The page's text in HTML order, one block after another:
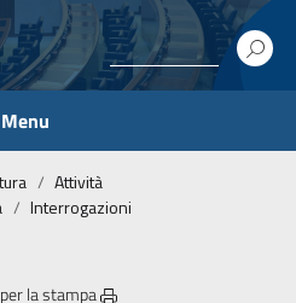
Menu
Attività
Interrogazioni
la stampa